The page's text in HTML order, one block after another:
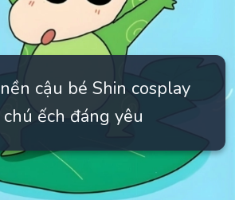
cậu bé Shin cosplay
chú ếch đáng yêu